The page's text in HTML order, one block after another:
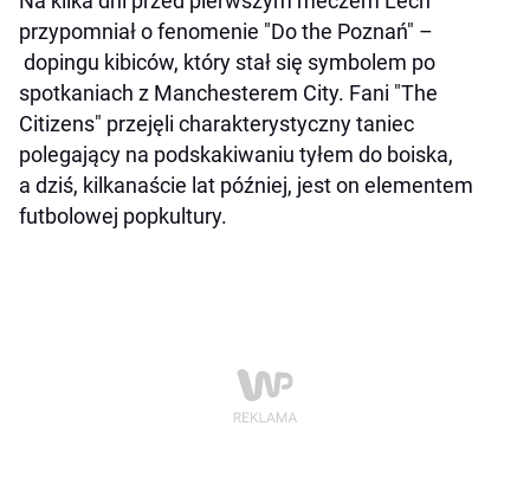
przypomniał o fenomenie "Do the Poznań" –
dopingu kibiców, który stał się symbolem po
spotkaniach z Manchesterem City. Fani "The
Citizens" przejęli charakterystyczny taniec
polegający na podskakiwaniu tyłem do boiska,
a dziś, kilkanaście lat później, jest on elementem
futbolowej popkultury.